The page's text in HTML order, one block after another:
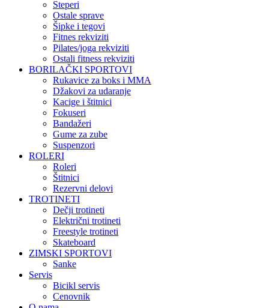
Steperi
Ostale sprave
Šipke i tegovi
Fitnes rekviziti
Pilates/joga rekviziti
Ostali fitness rekviziti
BORILAČKI SPORTOVI
Rukavice za boks i MMA
Džakovi za udaranje
Kacige i štitnici
Fokuseri
Bandažeri
Gume za zube
Suspenzori
ROLERI
Roleri
Štitnici
Rezervni delovi
TROTINETI
Dečji trotineti
Električni trotineti
Freestyle trotineti
Skateboard
ZIMSKI SPORTOVI
Sanke
Servis
Bicikl servis
Cenovnik